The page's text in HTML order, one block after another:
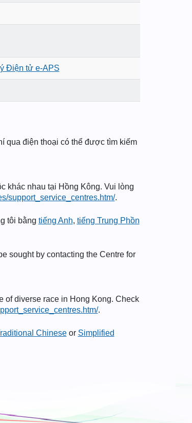
Điện tử e-APS
qua điện thoại có thể được tìm kiếm
khác nhau tại Hồng Kông. Vui lòng
support_service_centres.htm/.
tôi bằng tiếng Anh, tiếng Trung Phồn
sought by contacting the Centre for
of diverse race in Hong Kong. Check
.
Chineseor Simplified